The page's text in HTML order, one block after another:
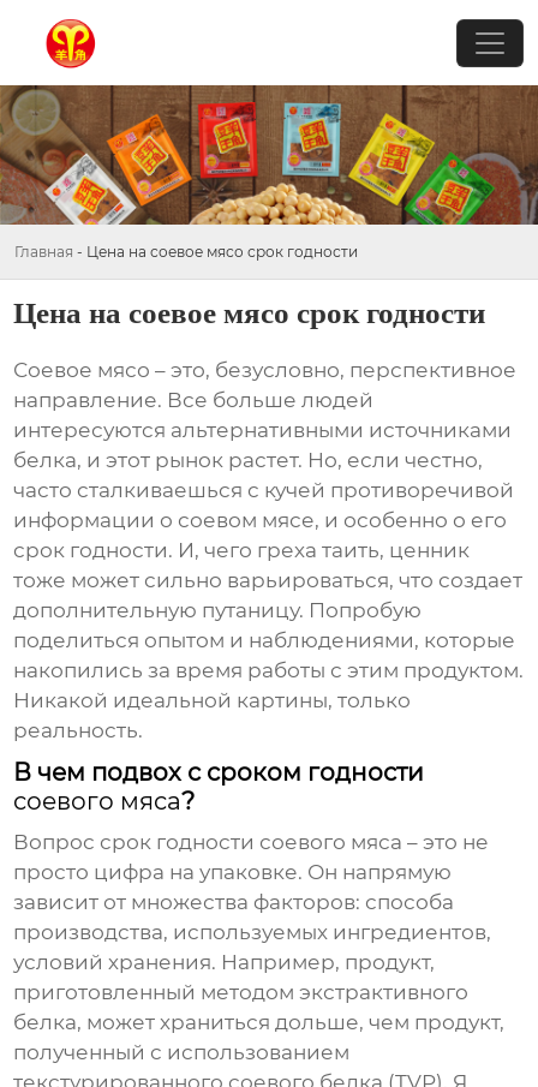
Главная - Цена на соевое мясо срок годности
Цена на соевое мясо срок годности
Соевое мясо – это, безусловно, перспективное
направление. Все больше людей
интересуются альтернативными источниками
белка, и этот рынок растет. Но, если честно,
часто сталкиваешься с кучей противоречивой
информации о соевом мясе, и особенно о его
срок годности. И, чего греха таить, ценник
тоже может сильно варьироваться, что создает
дополнительную путаницу. Попробую
поделиться опытом и наблюдениями, которые
накопились за время работы с этим продуктом.
Никакой идеальной картины, только
реальность.
В чем подвох с сроком годности
соевого мяса?
Вопрос срок годности соевого мяса – это не
просто цифра на упаковке. Он напрямую
зависит от множества факторов: способа
производства, используемых ингредиентов,
условий хранения. Например, продукт,
приготовленный методом экстрактивного
белка, может храниться дольше, чем продукт,
полученный с использованием